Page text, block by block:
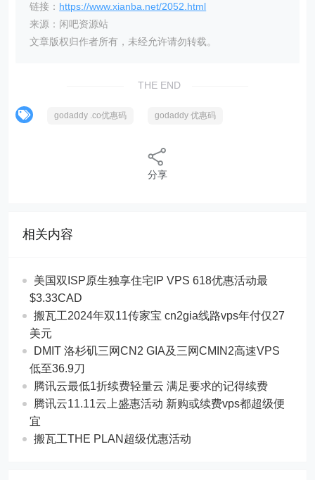
链接： https://www.xianba.net/2052.html
来源：闲吧资源站
文章版权归作者所有，未经允许请勿转载。
THE END
godaddy .co优惠码 godaddy 优惠码
分享
相关内容
美国双ISP原生独享住宅IP VPS 618优惠活动最
$3.33CAD
搬瓦工2024年双11传家宝 cn2gia线路vps年付仅27
美元
DMIT 洛杉矶三网CN2 GIA及三网CMIN2高速VPS
低至36.9刀
腾讯云最低1折续费轻量云 满足要求的记得续费
腾讯云11.11云上盛惠活动 新购或续费vps都超级便
宜
搬瓦工THE PLAN超级优惠活动